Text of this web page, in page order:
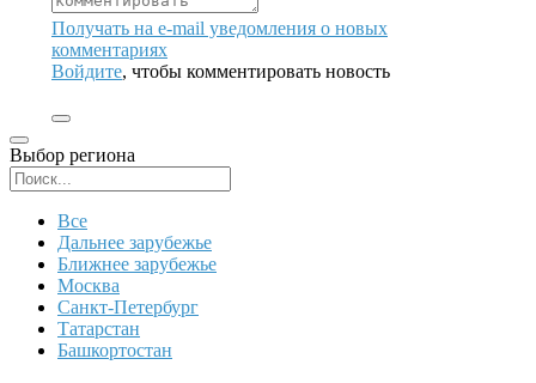
Получать на e‑mail уведомления о новых
комментариях
Войдите, чтобы комментировать новость
Выбор региона
Все
Дальнее зарубежье
Ближнее зарубежье
Москва
Санкт-Петербург
Татарстан
Башкортостан